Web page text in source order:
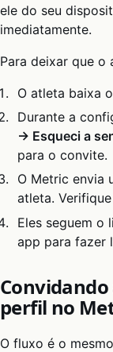
ele do seu
imediatamente.
Para deixar que
O atleta baixa
Durante a
→ Esqueci a
para o convite.
O Metric envia
atleta.
Eles seguem o
app para fazer
perfil no
O fluxo é o